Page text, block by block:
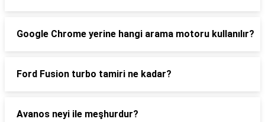
Google Chrome yerine hangi arama motoru kullanılır?
Ford Fusion turbo tamiri ne kadar?
Avanos neyi ile meşhurdur?